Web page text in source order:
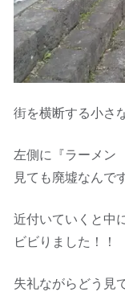
街を横断する小さ
左側に『ラーメン
見ても廃墟なんで
近付いていくと中
ビビりました！！
失礼ながらどう見